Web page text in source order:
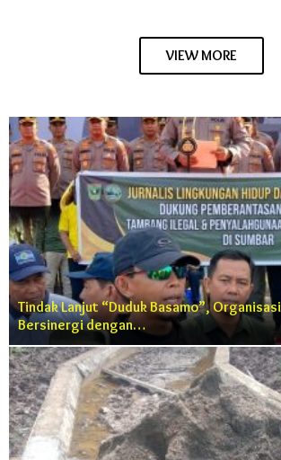
VIEW MORE
Tindak Lanjut “Duduk Basamo”,
Bersinergi dengan…